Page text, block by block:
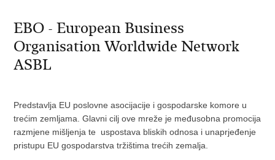
EBO - European Business
Organisation Worldwide Network
ASBL
Predstavlja EU poslovne asocijacije i gospodarske komore u
trećim zemljama. Glavni cilj ove mreže je međusobna promocija
razmjene mišljenja te uspostava bliskih odnosa i unaprjeđenje
pristupu EU gospodarstva tržištima trećih zemalja.